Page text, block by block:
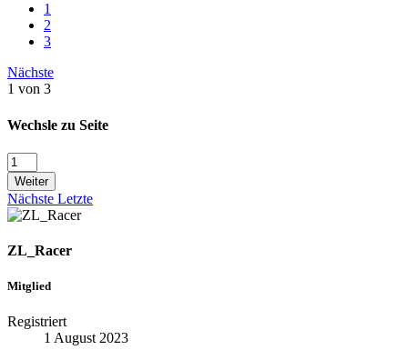
1
2
3
Nächste
1 von 3
Wechsle zu Seite
Weiter
Nächste Letzte
ZL_Racer
Mitglied
Registriert
1 August 2023